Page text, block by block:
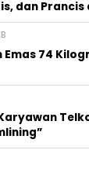
dan Prancis
74